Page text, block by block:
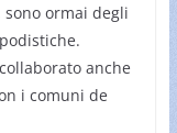
ormai degli
anche
i comuni de